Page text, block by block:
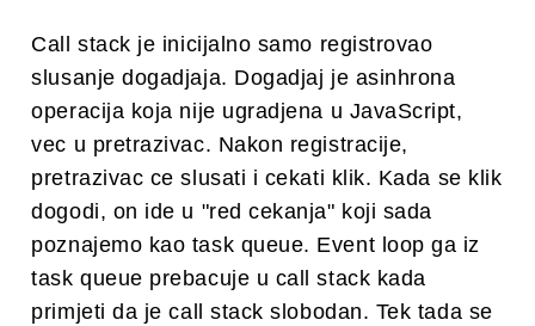
Call stack je inicijalno samo registrovao
slusanje dogadjaja. Dogadjaj je asinhrona
operacija koja nije ugradjena u JavaScript,
vec u pretrazivac. Nakon registracije,
pretrazivac ce slusati i cekati klik. Kada se klik
dogodi, on ide u "red cekanja" koji sada
poznajemo kao task queue. Event loop ga iz
task queue prebacuje u call stack kada
primjeti da je call stack slobodan. Tek tada se